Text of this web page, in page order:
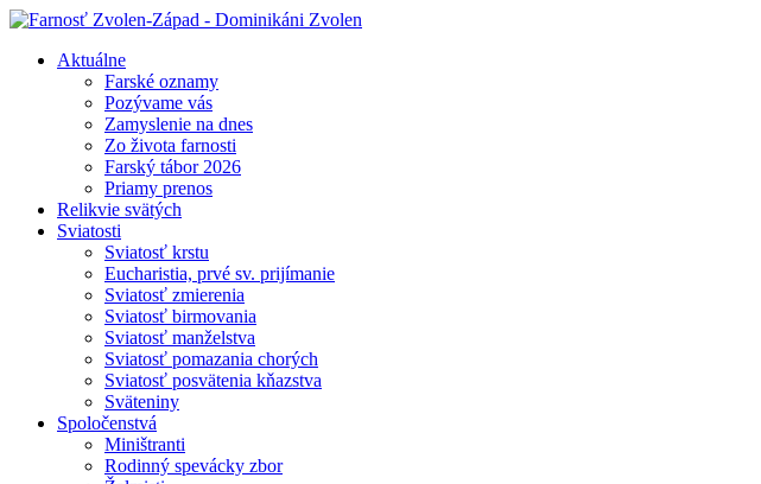
Aktuálne
Farské oznamy
Pozývame vás
Zamyslenie na dnes
Zo života farnosti
Farský tábor 2026
Priamy prenos
Relikvie svätých
Sviatosti
Sviatosť krstu
Eucharistia, prvé sv. prijímanie
Sviatosť zmierenia
Sviatosť birmovania
Sviatosť manželstva
Sviatosť pomazania chorých
Sviatosť posvätenia kňazstva
Sväteniny
Spoločenstvá
Miništranti
Rodinný spevácky zbor